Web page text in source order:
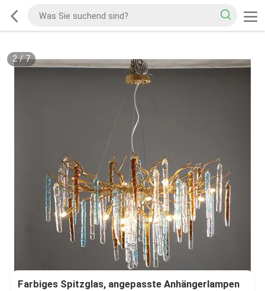
2/7
Farbiges Spitzglas, angepasste Anhängerlampen